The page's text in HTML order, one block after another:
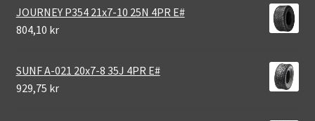
JOURNEY P354 21x7-10 25N 4PR E#
804,10 kr
SUNF A-021 20x7-8 35J 4PR E#
929,75 kr